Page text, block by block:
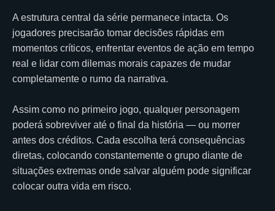
A estrutura central da série permanece intacta. Os
jogadores precisarão tomar decisões rápidas em
momentos críticos, enfrentar eventos de ação em tempo
real e lidar com dilemas morais capazes de mudar
completamente o rumo da narrativa.
Assim como no primeiro jogo, qualquer personagem
poderá sobreviver até o final da história — ou morrer
antes dos créditos. Cada escolha terá consequências
diretas, colocando constantemente o grupo diante de
situações extremas onde salvar alguém pode significar
colocar outra vida em risco.